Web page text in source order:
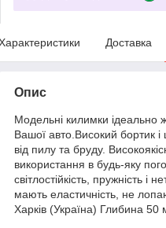
Доставка
Опис
Модельні килимки ідеально
Вашої авто.Високий бортик
від пилу та бруду.
використання в будь-яку
світлостійкість, пружність і
мають еластичність, не
Харків (Україна) Глибина